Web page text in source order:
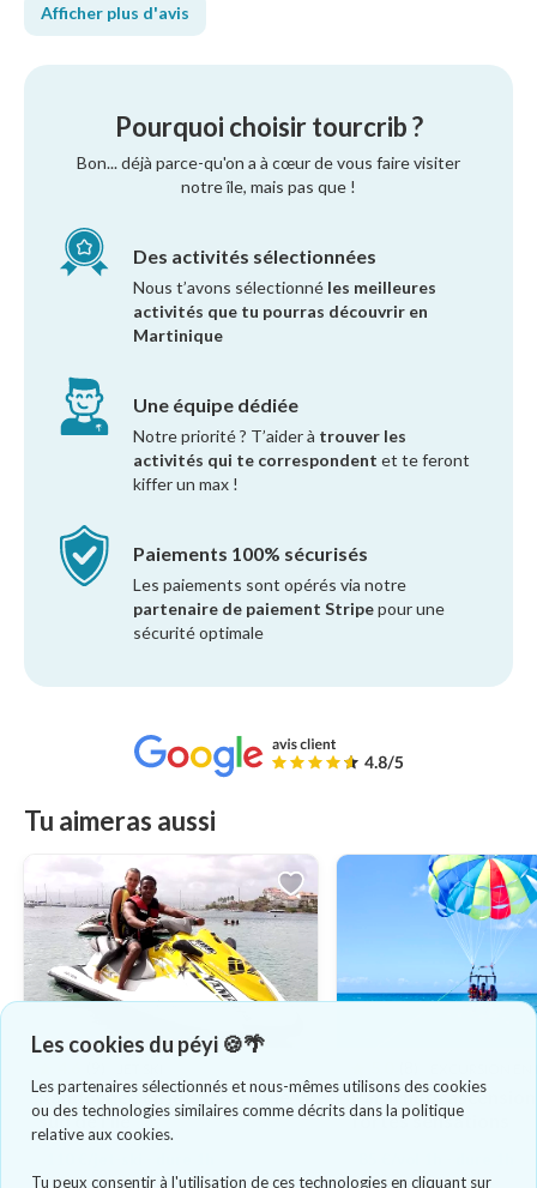
Les cookies du péyi 🍪🌴
Les partenaires sélectionnés et nous-mêmes utilisons des cookies
ou des technologies similaires comme décrits dans la politique
relative aux cookies.
Tu peux consentir à l'utilisation de ces technologies en cliquant sur
Afficher plus d'avis
Pourquoi choisir tourcrib ?
Bon... déjà parce-qu'on a à cœur de vous faire visiter
notre île, mais pas que !
Des activités sélectionnées
Nous t’avons sélectionné les meilleures
activités que tu pourras découvrir en
Martinique
Une équipe dédiée
Notre priorité ? T’aider à trouver les
activités qui te correspondent et te feront
kiffer un max !
Paiements 100% sécurisés
Les paiements sont opérés via notre
partenaire de paiement Stripepour une
sécurité optimale
Tu aimeras aussi
Randonnée en jet-ski dans le
sud de l'île
Parachute
fortes sensations